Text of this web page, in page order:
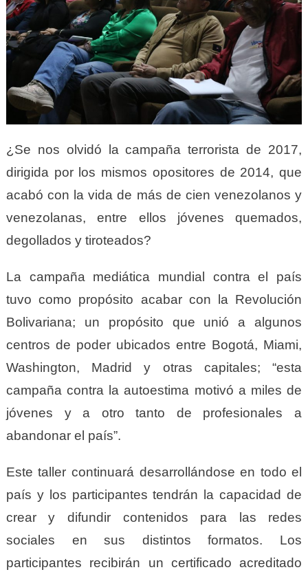
¿Se nos olvidó la campaña terrorista de 2017,
dirigida por los mismos opositores de 2014, que
acabó con la vida de más de cien venezolanos y
venezolanas, entre ellos jóvenes quemados,
degollados y tiroteados?
La campaña mediática mundial contra el país
tuvo como propósito acabar con la Revolución
Bolivariana; un propósito que unió a algunos
centros de poder ubicados entre Bogotá, Miami,
Washington, Madrid y otras capitales; “esta
campaña contra la autoestima motivó a miles de
jóvenes y a otro tanto de profesionales a
abandonar el país”.
Este taller continuará desarrollándose en todo el
país y los participantes tendrán la capacidad de
crear y difundir contenidos para las redes
sociales en sus distintos formatos. Los
participantes recibirán un certificado acreditado